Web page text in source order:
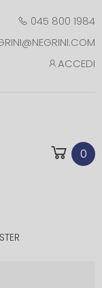
045 800 1984
ACCEDI
0